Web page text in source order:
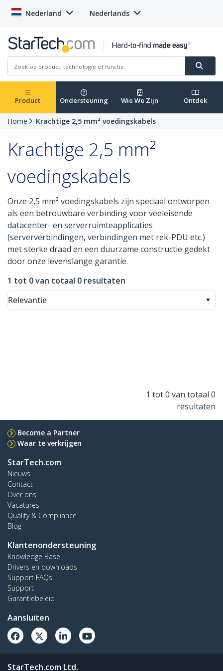
Nederland Nederlands
Product Ondersteuning Wie We Zijn Ontdek
Home Krachtige 2,5 mm² voedingskabels
Krachtige 2,5 mm²
voedingskabels
Onze 2,5 mm² voedingskabels zijn speciaal ontworpen
als een betrouwbare verbinding voor veeleisende
datacenter- en serverruimteapplicaties
(serververbindingen, verbindingen met rek-PDU etc.)
met sterke draad en een duurzame constructie gedekt
door onze levenslange garantie.
1 tot 0 van totaal 0 resultaten
Relevantie
1 tot 0 van totaal 0
resultaten
Become a Partner
Waar te verkrijgen
StarTech.com
Nieuws
Contact
Over ons
Vacatures
Quality & Compliance
Blog
Klantenondersteuning
Knowledge Base
Drivers en downloads
Support FAQs
Support
Garantiebeleid
Aansluiten
StarTech.com Ltd.